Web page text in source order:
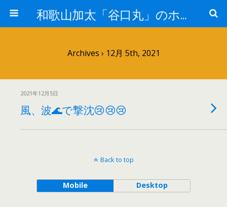
和歌山加太「谷口丸」のホームページ
Archives › 12月 5th, 2021
2021年12月5日
風、波🌊で撃沈😢😢😢
Back to top
Mobile Desktop